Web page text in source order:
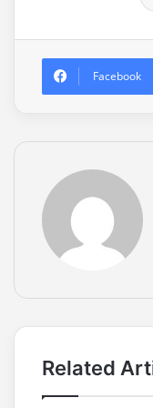
Facebook
Related